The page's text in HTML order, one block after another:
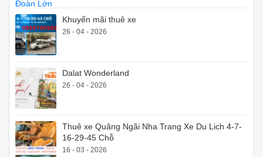
Khuyến mãi thuê xe
26 - 04 - 2026
Dalat Wonderland
26 - 04 - 2026
Thuê xe Quãng Ngãi Nha Trang Xe Du Lich 4-7-
16-29-45 Chỗ
16 - 03 - 2026